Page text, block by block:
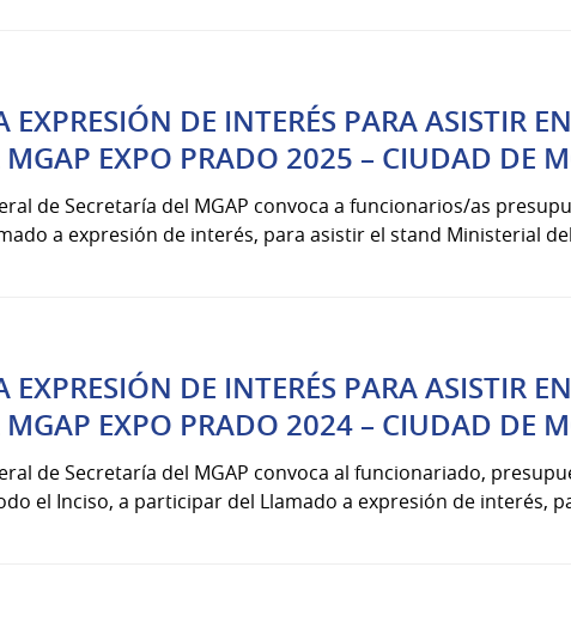
DE INTERÉS PARA ASISTIR
EXPO PRADO 2025 – CIUDAD DE
de Secretaría del MGAP convoca a funcionarios/as
a expresión de interés, para asistir el stand Ministerial
DE INTERÉS PARA ASISTIR
EXPO PRADO 2024 – CIUDAD DE
de Secretaría del MGAP convoca al funcionariado,
el Inciso, a participar del Llamado a expresión de interés,